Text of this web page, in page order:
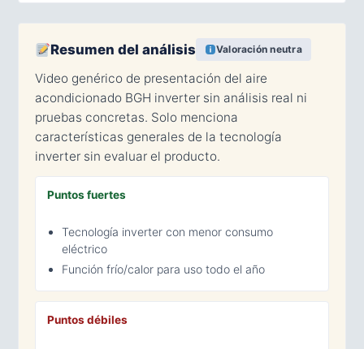
Resumen del análisis Valoración neutra
Video genérico de presentación del aire
acondicionado BGH inverter sin análisis real ni
pruebas concretas. Solo menciona
características generales de la tecnología
inverter sin evaluar el producto.
Puntos fuertes
Tecnología inverter con menor consumo
eléctrico
Función frío/calor para uso todo el año
Puntos débiles